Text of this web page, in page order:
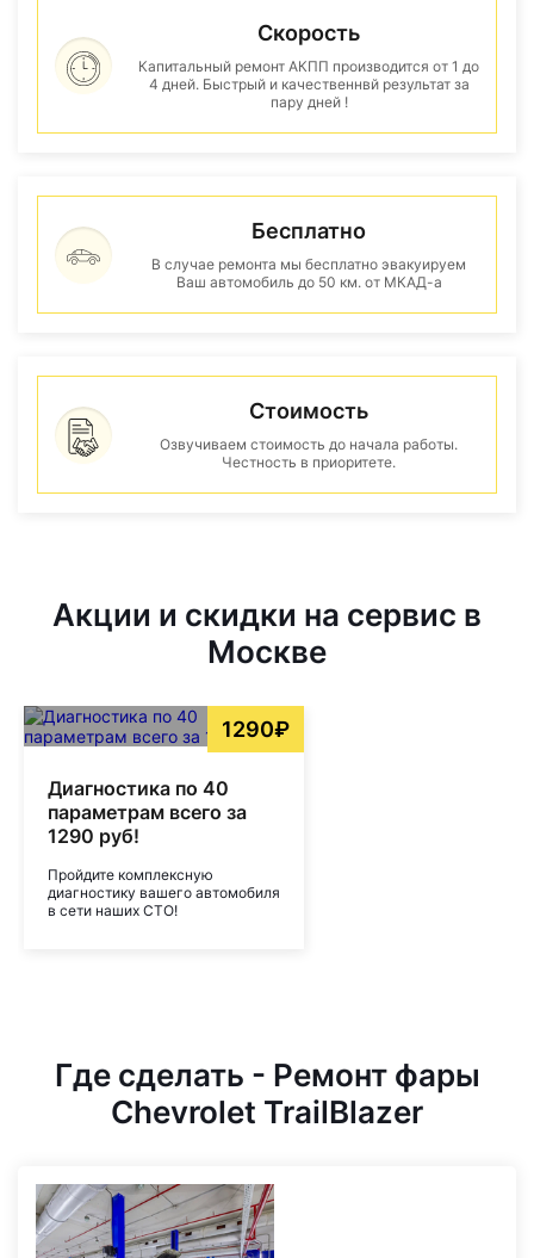
Скорость
Капитальный ремонт АКПП производится от 1 до
4 дней. Быстрый и качественнвй результат за
пару дней !
Бесплатно
В случае ремонта мы бесплатно эвакуируем
Ваш автомобиль до 50 км. от МКАД-а
Стоимость
Озвучиваем стоимость до начала работы.
Честность в приоритете.
Акции и скидки на сервис в
Москве
1290₽
Диагностика по 40
параметрам всего за
1290 руб!
Пройдите комплексную
диагностику вашего автомобиля
в сети наших СТО!
Где сделать - Ремонт фары
Chevrolet TrailBlazer